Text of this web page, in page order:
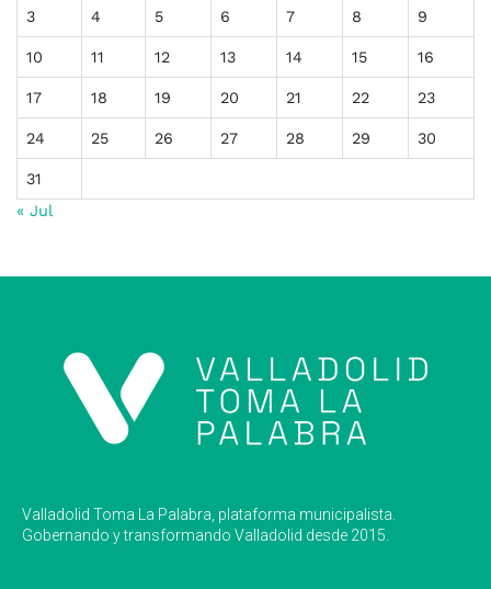
3 4 5 6 7 8 9
10 11 12 13 14 15 16
17 18 19 20 21 22 23
24 25 26 27 28 29 30
31
« Jul
Valladolid Toma La Palabra, plataforma municipalista.
Gobernando y transformando Valladolid desde 2015.